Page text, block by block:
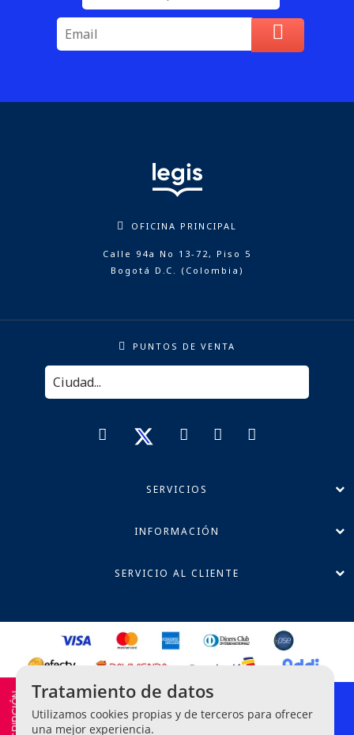
OFICINA PRINCIPAL
Calle 94a No 13-72, Piso 5
Bogotá D.C. (Colombia)
PUNTOS DE VENTA
SERVICIOS
INFORMACIÓN
SERVICIO AL CLIENTE
Política de Privacidad
Términos y Condiciones
Tratamiento de datos
Utilizamos cookies propias y de terceros para ofrecer
una mejor experiencia.